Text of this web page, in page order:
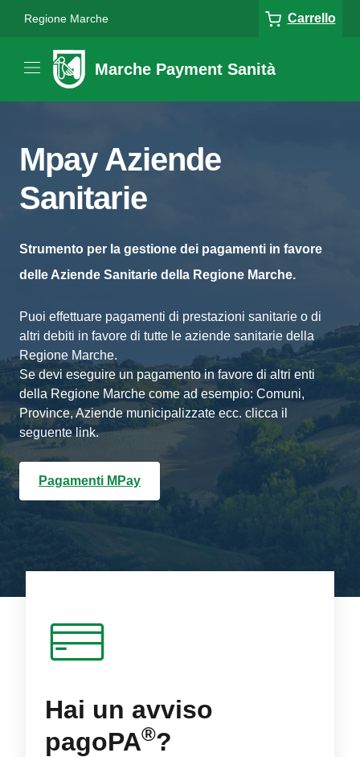
Regione Marche Carrello
Marche Payment Sanità
Mpay Aziende
Sanitarie
Strumento per la gestione dei pagamenti in favore
delle Aziende Sanitarie della Regione Marche.
Puoi effettuare pagamenti di prestazioni sanitarie o di
altri debiti in favore di tutte le aziende sanitarie della
Regione Marche.
Se devi eseguire un pagamento in favore di altri enti
della Regione Marche come ad esempio: Comuni,
Province, Aziende municipalizzate ecc. clicca il
seguente link.
Pagamenti MPay
Hai un avviso
pagoPA®?